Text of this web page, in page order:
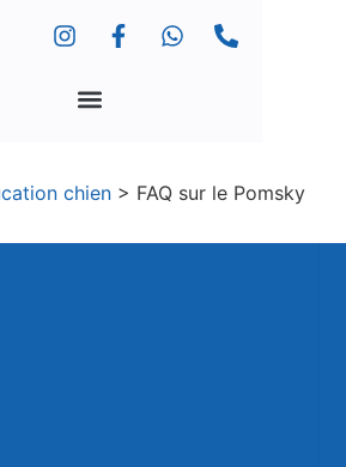
chien > FAQ sur le Pomsky